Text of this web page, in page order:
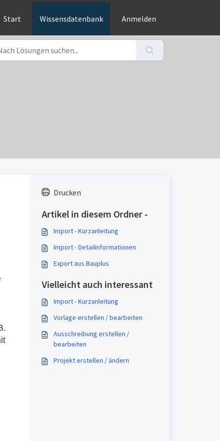
Start Wissensdatenbank Anmelden
Drucken
Artikel in diesem Ordner -
Import - Kurzanleitung
Import - Detailinformationen
Export aus Bauplus
Vielleicht auch interessant
Import - Kurzanleitung
Vorlage erstellen / bearbeiten
Ausschreibung erstellen /
bearbeiten
Projekt erstellen / ändern